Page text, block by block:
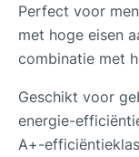
Perfect voor
met hoge eisen
combinatie met
Geschikt voor
energie-
A+-